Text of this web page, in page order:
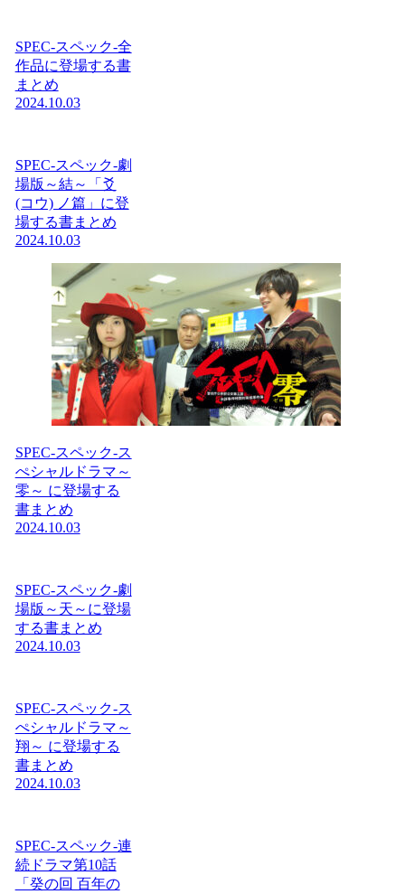
SPEC-スペック-全
作品に登場する書
まとめ
2024.10.03
SPEC-スペック-劇
場版～結～「爻
(コウ) ノ篇」に登
場する書まとめ
2024.10.03
SPEC-スペック-ス
ぺシャルドラマ～
零～ に登場する
書まとめ
2024.10.03
SPEC-スペック-劇
場版～天～に登場
する書まとめ
2024.10.03
SPEC-スペック-ス
ぺシャルドラマ～
翔～ に登場する
書まとめ
2024.10.03
SPEC-スペック-連
続ドラマ第10話
「癸の回 百年の